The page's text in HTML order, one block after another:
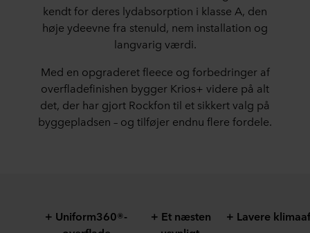
kendt for deres lydabsorption i klasse A, den
høje ydeevne fra stenuld, nem installation og
langvarig værdi.
Med en opgraderet fleece og forbedringer af
overfladefinishen bygger Krios+ videre på alt
det, der har gjort Rockfon til et sikkert valg på
byggepladsen – og tilføjer endnu flere fordele.
+ Uniform360®-
+ Et næsten
+ Lavere